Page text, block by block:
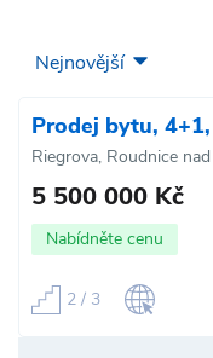
Prodej bytu,
Riegrova, Roudnice
5 500 000 Kč
Nabídněte cenu
2 / 3